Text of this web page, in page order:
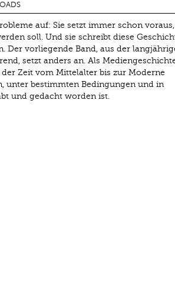
auf: Sie setzt immer schon voraus,
soll. Und sie schreibt diese
Der vorliegende Band, aus der
setzt anders an. Als
Zeit vom Mittelalter bis zur Moderne
unter bestimmten Bedingungen und in
und gedacht worden ist.